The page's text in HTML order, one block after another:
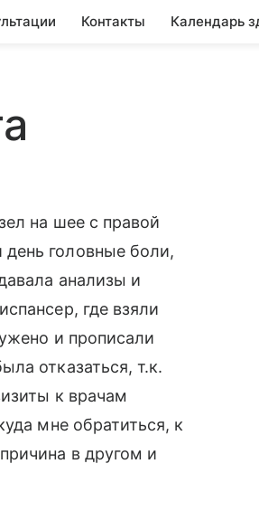
Контакты Календарь
на шее с правой
головные боли,
анализы и
где взяли
и прописали
отказаться, т.к.
к врачам
мне обратиться, к
в другом и